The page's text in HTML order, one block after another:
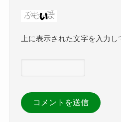
上に表示された文字を入力し